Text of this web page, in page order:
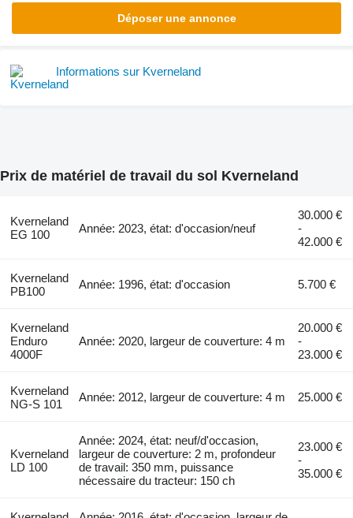
Déposer une annonce
Informations sur Kverneland
Prix de matériel de travail du sol Kverneland
Kverneland
EG 100
Année: 2023, état: d'occasion/neuf
30.000 €
-
42.000 €
Kverneland
PB100
Année: 1996, état: d'occasion 5.700 €
Kverneland
Enduro
4000F
Année: 2020, largeur de couverture: 4 m
20.000 €
-
23.000 €
Kverneland
NG-S 101
Année: 2012, largeur de couverture: 4 m 25.000 €
Kverneland
LD 100
Année: 2024, état: neuf/d'occasion,
largeur de couverture: 2 m, profondeur
de travail: 350 mm, puissance
nécessaire du tracteur: 150 ch
23.000 €
-
35.000 €